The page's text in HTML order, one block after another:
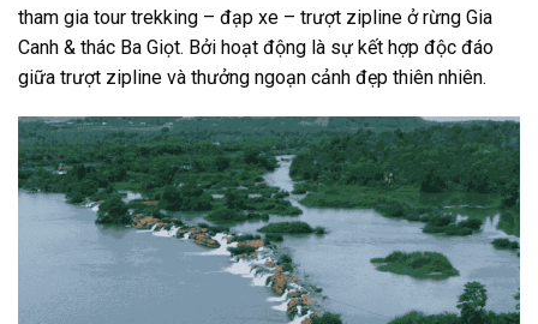
tham gia tour trekking – đạp xe – trượt zipline ở rừng Gia
Canh & thác Ba Giọt. Bởi hoạt động là sự kết hợp độc đáo
giữa trượt zipline và thưởng ngoạn cảnh đẹp thiên nhiên.